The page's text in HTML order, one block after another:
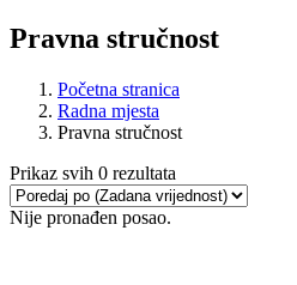
Pravna stručnost
Početna stranica
Radna mjesta
Pravna stručnost
Prikaz svih 0 rezultata
Nije pronađen posao.